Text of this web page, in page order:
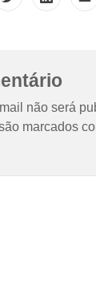
não será
marcados